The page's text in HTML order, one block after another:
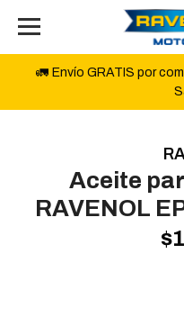
🚛 Envío GRATIS por
Aceite
RAVENOL